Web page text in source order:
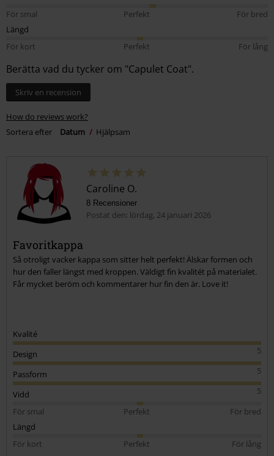
För smal
Perfekt
För bred
Längd
För kort
Perfekt För lång
Berätta vad du tycker om "Capulet Coat".
Skriv en recension
How do reviews work?
Sortera efter
Datum Hjälpsam
Caroline O.
8 Recensioner
Postat den: lördag, 24 januari 2026
Favoritkappa
Så otroligt vacker kappa som sitter helt perfekt! Älskar formen och
hur den faller längst med kroppen. Väldigt fin kvalitét på materialet.
Får mycket beröm och kommentarer hur fin den är. Love it!
Kvalité
5
Design
5
Passform
5
Vidd
För smal
Perfekt
För bred
Längd
För kort
Perfekt För lång